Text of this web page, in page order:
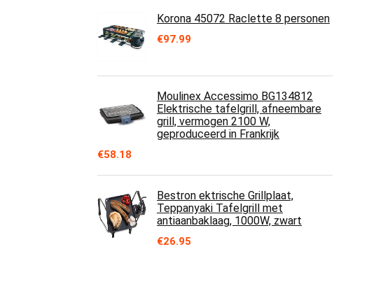
Korona 45072 Raclette 8 personen
€97.99
Moulinex Accessimo BG134812
Elektrische tafelgrill, afneembare
grill, vermogen 2100 W,
geproduceerd in Frankrijk
€58.18
Bestron ektrische Grillplaat,
Teppanyaki Tafelgrill met
antiaanbaklaag, 1000W, zwart
€26.95